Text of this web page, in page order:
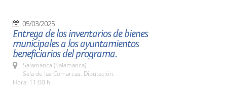
05/03/2025
Entrega de los inventarios de bienes
municipales a los ayuntamientos
beneficiarios del programa.
Salamanca (Salamanca)
Sala de las Comarcas. Diputación.
Hora: 11:00 h.